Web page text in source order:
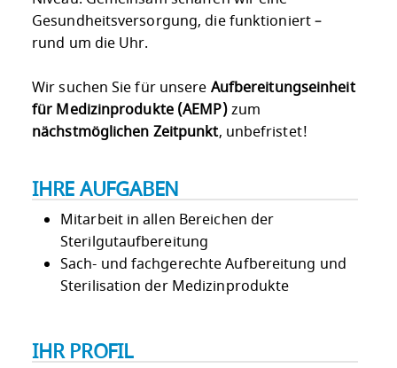
Gesundheitsversorgung, die funktioniert –
rund um die Uhr.
Wir suchen Sie für unsere Aufbereitungseinheit
für Medizinprodukte (AEMP)zum
nächstmöglichen Zeitpunkt, unbefristet!
IHRE AUFGABEN
Mitarbeit in allen Bereichen der
Sterilgutaufbereitung
Sach- und fachgerechte Aufbereitung und
Sterilisation der Medizinprodukte
IHR PROFIL